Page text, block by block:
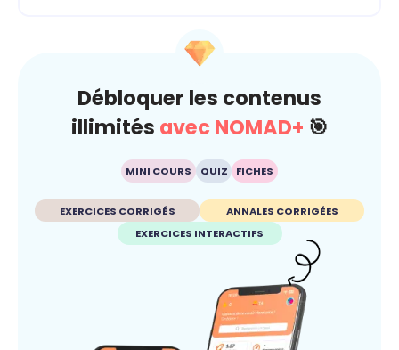
Débloquer les contenus
illimités avec NOMAD+ 🎯
MINI COURS QUIZ FICHES
EXERCICES CORRIGÉS
ANNALES CORRIGÉES
EXERCICES INTERACTIFS